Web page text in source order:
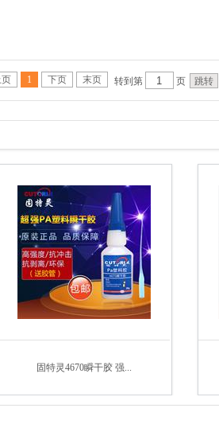
1 下页 末页 转到第 页
固特灵4670瞬干胶 强...